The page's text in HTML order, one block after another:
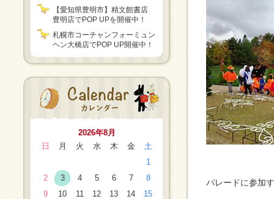
【愛知県豊明市】精文館書店
豊明店でPOP UPを開催中！
札幌市コーチャンフォーミュン
ヘン大橋店でPOP UP開催中！
2026年8月
日
月 火 水 木 金
土
1
2
3 4 5 6 7
8
9
10 11 12 13 14
15
パレードに参加